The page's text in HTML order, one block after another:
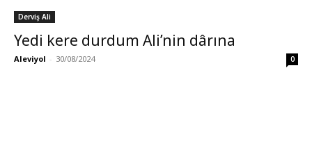
Derviş Ali
Yedi kere durdum Ali’nin dârına
Aleviyol - 30/08/2024 0